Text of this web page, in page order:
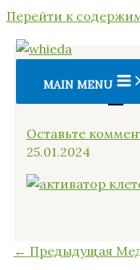
Перейти к
MAIN MENU
Оставьте
25.01.2024
← Предыдущая